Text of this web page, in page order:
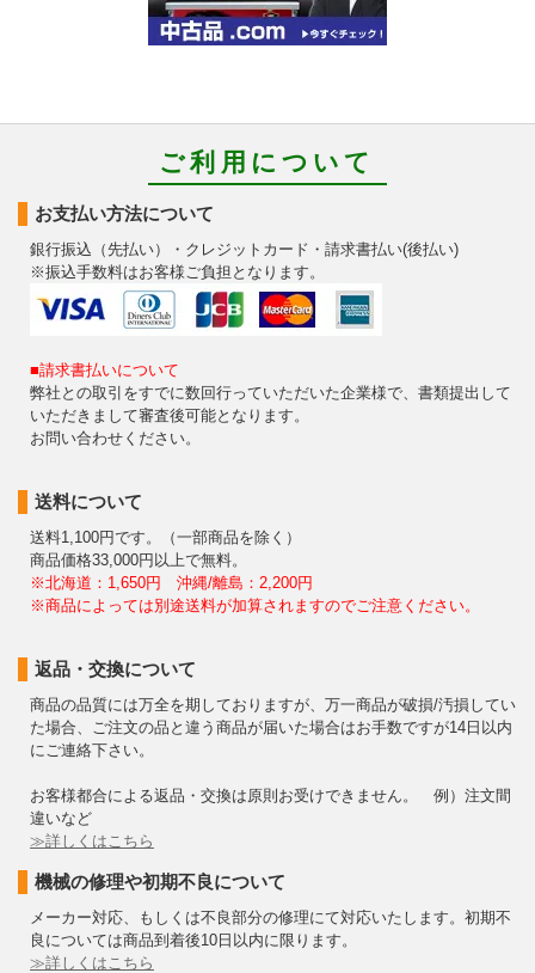
ご利用について
お支払い方法について
銀行振込（先払い）・クレジットカード・請求書払い(後払い)
※振込手数料はお客様ご負担となります。
■請求書払いについて
弊社との取引をすでに数回行っていただいた企業様で、書類提出して
いただきまして審査後可能となります。
お問い合わせください。
送料について
送料1,100円です。（一部商品を除く）
商品価格33,000円以上で無料。
※北海道：1,650円 沖縄/離島：2,200円
※商品によっては別途送料が加算されますのでご注意ください。
返品・交換について
商品の品質には万全を期しておりますが、万一商品が破損/汚損してい
た場合、ご注文の品と違う商品が届いた場合はお手数ですが14日以内
にご連絡下さい。
お客様都合による返品・交換は原則お受けできません。 例）注文間
違いなど
≫詳しくはこちら
機械の修理や初期不良について
メーカー対応、もしくは不良部分の修理にて対応いたします。初期不
良については商品到着後10日以内に限ります。
≫詳しくはこちら